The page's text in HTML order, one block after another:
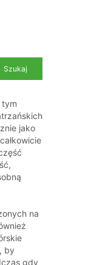
tym
jako
na
by
gdy